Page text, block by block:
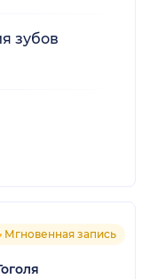
зубов
Мгновенная запись